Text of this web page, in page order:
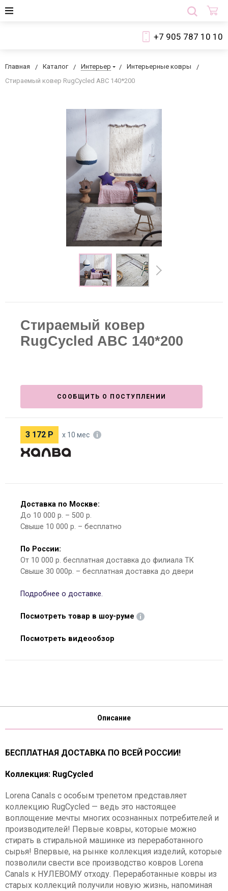
+7 905 787 10 10
Главная Каталог Интерьер
Интерьерные ковры
Стираемый ковер RugCycled ABC 140*200
Стираемый ковер
RugCycled ABC 140*200
СООБЩИТЬ О ПОСТУПЛЕНИИ
3 172 Р х 10 мес
Доставка по Москве:
До 10 000 р. – 500 р.
Свыше 10 000 р. – бесплатно
По России:
От 10 000 р. бесплатная доставка до филиала ТК
Свыше 30 000р. – бесплатная доставка до двери
Подробнее о доставке.
Посмотреть товар в шоу-руме
Посмотреть видеообзор
Описание
БЕСПЛАТНАЯ ДОСТАВКА ПО ВСЕЙ РОССИИ!
Коллекция: RugCycled
Lorena Canals с особым трепетом представляет
коллекцию RugCycled — ведь это настоящее
воплощение мечты многих осознанных потребителей и
производителей! Первые ковры, которые можно
стирать в стиральной машинке из переработанного
сырья! Впервые, на рынке коллекция изделий, которые
позволили свести все производство ковров Lorena
Canals к НУЛЕВОМУ отходу. Переработанные ковры из
старых коллекций получили новую жизнь, напоминая